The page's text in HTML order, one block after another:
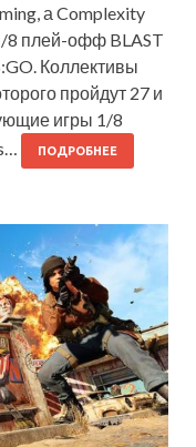
а Complexity
8 плей-офф BLAST
Коллективы
пройдут 27 и
игры 1/8
ПОДРОБНЕЕ